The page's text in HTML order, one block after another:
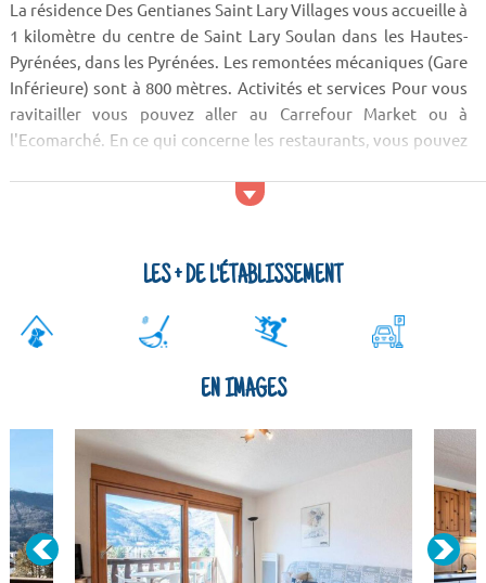
La résidence Des Gentianes Saint Lary Villages vous accueille à
1 kilomètre du centre de Saint Lary Soulan dans les Hautes-
Pyrénées, dans les Pyrénées. Les remontées mécaniques (Gare
Inférieure) sont à 800 mètres. Activités et services Pour vous
ravitailler vous pouvez aller au Carrefour Market ou à
l'Ecomarché. En ce qui concerne les restaurants, vous pouvez
LES + DE L'ÉTABLISSEMENT
EN IMAGES